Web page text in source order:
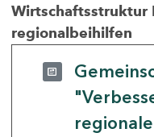
Wirtschaftsstruktur
regionalbeihilfen